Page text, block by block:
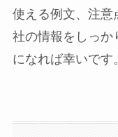
使える例文、注意
社の情報をしっか
になれば幸いです。